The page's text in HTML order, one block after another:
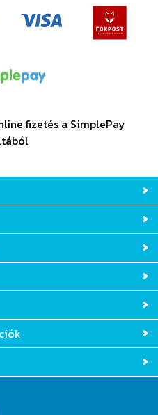
fizetés a SimplePay